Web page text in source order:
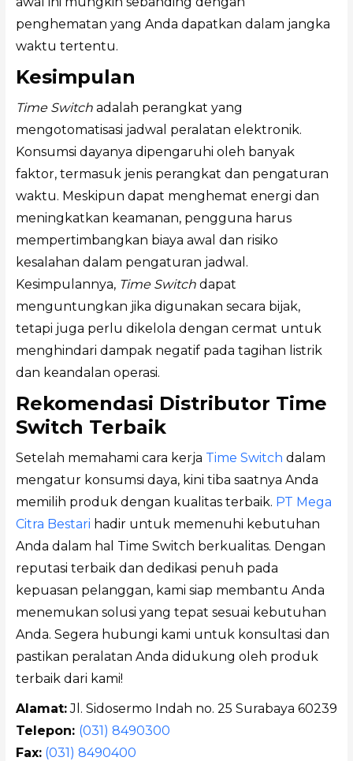
penghematan yang Anda dapatkan dalam jangka
waktu tertentu.
Kesimpulan
Time Switchadalah perangkat yang
mengotomatisasi jadwal peralatan elektronik.
Konsumsi dayanya dipengaruhi oleh banyak
faktor, termasuk jenis perangkat dan pengaturan
waktu. Meskipun dapat menghemat energi dan
meningkatkan keamanan, pengguna harus
mempertimbangkan biaya awal dan risiko
kesalahan dalam pengaturan jadwal.
Kesimpulannya, Time Switchdapat
menguntungkan jika digunakan secara bijak,
tetapi juga perlu dikelola dengan cermat untuk
menghindari dampak negatif pada tagihan listrik
dan keandalan operasi.
Rekomendasi Distributor Time
Switch Terbaik
Setelah memahami cara kerja Time Switch dalam
mengatur konsumsi daya, kini tiba saatnya Anda
memilih produk dengan kualitas terbaik. PT Mega
Citra Bestari hadir untuk memenuhi kebutuhan
Anda dalam hal Time Switch berkualitas. Dengan
reputasi terbaik dan dedikasi penuh pada
kepuasan pelanggan, kami siap membantu Anda
menemukan solusi yang tepat sesuai kebutuhan
Anda. Segera hubungi kami untuk konsultasi dan
pastikan peralatan Anda didukung oleh produk
terbaik dari kami!
Alamat:Jl. Sidosermo Indah no. 25 Surabaya 60239
Telepon: (031) 8490300
Fax: (031) 8490400